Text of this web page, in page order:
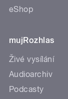
eShop
mujRozhlas
Živé vysílání
Audioarchiv
Podcasty